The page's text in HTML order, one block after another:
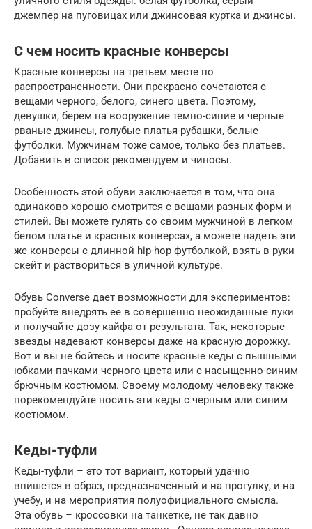
джемпер на пуговицах или джинсовая куртка и джинсы.
С чем носить красные конверсы
Красные конверсы на третьем месте по
распространенности. Они прекрасно сочетаются с
вещами черного, белого, синего цвета. Поэтому,
девушки, берем на вооружение темно-синие и черные
рваные джинсы, голубые платья-рубашки, белые
футболки. Мужчинам тоже самое, только без платьев.
Добавить в список рекомендуем и чиносы.
Особенность этой обуви заключается в том, что она
одинаково хорошо смотрится с вещами разных форм и
стилей. Вы можете гулять со своим мужчиной в легком
белом платье и красных конверсах, а можете надеть эти
же конверсы с длинной hip-hop футболкой, взять в руки
скейт и раствориться в уличной культуре.
Обувь Converse дает возможности для экспериментов:
пробуйте внедрять ее в совершенно неожиданные луки
и получайте дозу кайфа от результата. Так, некоторые
звезды надевают конверсы даже на красную дорожку.
Вот и вы не бойтесь и носите красные кеды с пышными
юбками-пачками черного цвета или с насыщенно-синим
брючным костюмом. Своему молодому человеку также
порекомендуйте носить эти кеды с черным или синим
костюмом.
Кеды-туфли
Кеды-туфли – это тот вариант, который удачно
впишется в образ, предназначенный и на прогулку, и на
учебу, и на мероприятия полуофициального смысла.
Эта обувь – кроссовки на танкетке, не так давно